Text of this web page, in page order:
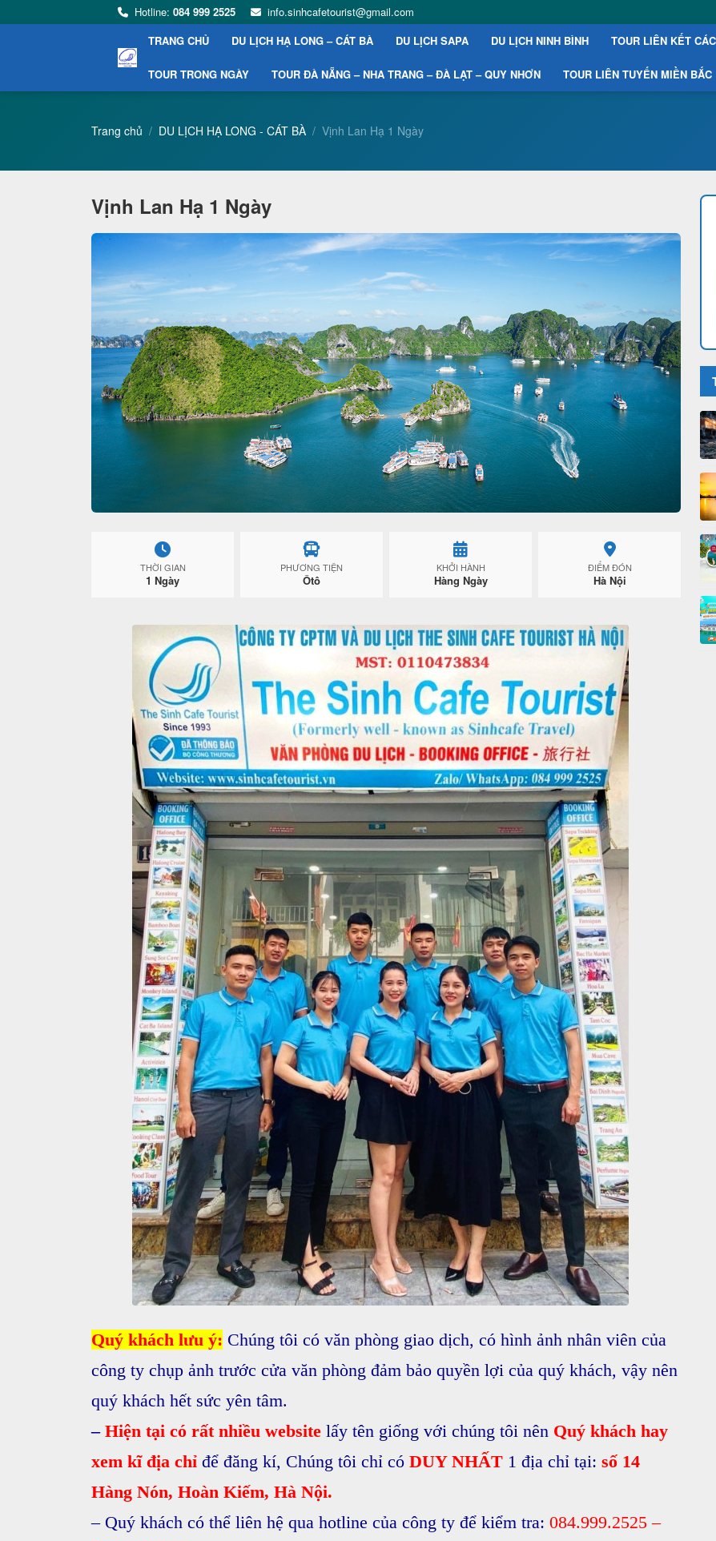
Hotline: 084 999 2525
info.sinhcafetourist@gmail.com
TRANG CHỦ
DU LỊCH HẠ LONG – CÁT BÀ DU LỊCH SAPA DU LỊCH NINH BÌNH TOUR LIÊN KẾT
TOUR TRONG NGÀY TOUR ĐÀ NẴNG – NHA TRANG – ĐÀ LẠT – QUY NHƠN TOUR LIÊN TUYẾN MIỀN BẮC
Trang chủ DU LỊCH HẠ LONG - CÁT BÀ Vịnh Lan Hạ 1 Ngày
Vịnh Lan Hạ 1 Ngày
THỜI GIAN
1 Ngày
PHƯƠNG TIỆN
Ôtô
KHỞI HÀNH
Hàng Ngày
ĐIỂM ĐÓN
Hà Nội
Quý khách lưu ý: Chúng tôi có văn phòng giao dịch, có hình ảnh nhân viên của
công ty chụp ảnh trước cửa văn phòng đảm bảo quyền lợi của quý khách, vậy nên
quý khách hết sức yên tâm.
– Hiện tại có rất nhiều website lấy tên giống với chúng tôi nên Quý khách hay
xem kĩ địa chỉ để đăng kí, Chúng tôi chỉ có DUY NHẤT 1 địa chỉ tại: số 14
Hàng Nón, Hoàn Kiếm, Hà Nội.
– Quý khách có thể liên hệ qua hotline của công ty để kiểm tra: 084.999.2525 –